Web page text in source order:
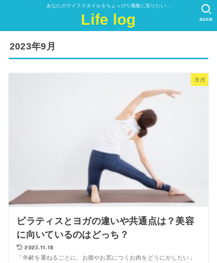
あなたのライフスタイルをちょっぴり素敵に彩りたい…
Life log SEARCH
2023年9月
ヨガ
ピラティスとヨガの違いや共通点は？美容
に向いているのはどっち？
2023.11.18
「年齢を重ねるごとに、お腹やお尻につくお肉をどうにかしたい」